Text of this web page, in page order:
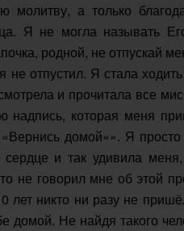
молитву, а только
Я не могла называть
родной, не отпускай
отпустил. Я стала
и прочитала все
надпись, которая меня
домой»». Я
и так удивила
не говорил мне об этой
лет никто ни разу не
домой. Не найдя такого